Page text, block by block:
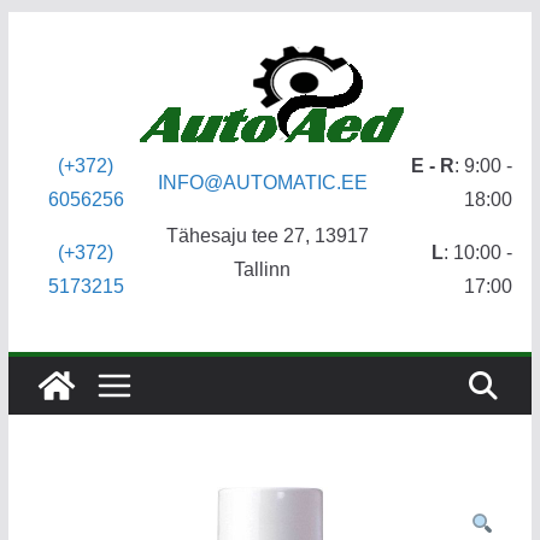
(+372)
6056256
(+372)
5173215
INFO@AUTOMATIC.EE
Tähesaju tee 27, 13917
Tallinn
E - R: 9:00 -
18:00
L: 10:00 -
17:00